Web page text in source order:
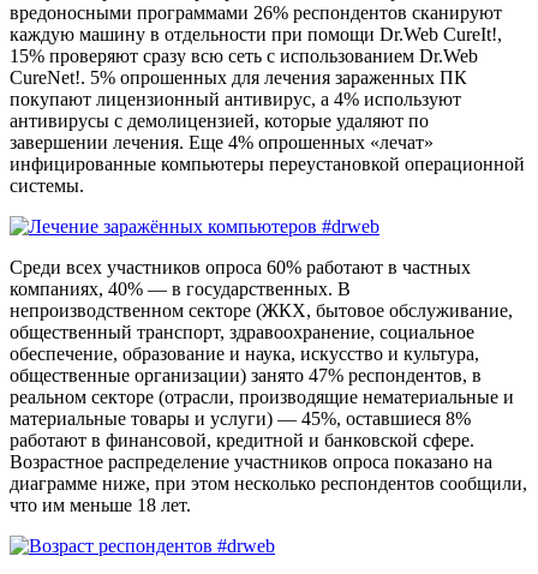
вредоносными программами 26% респондентов сканируют
каждую машину в отдельности при помощи Dr.Web CureIt!,
15% проверяют сразу всю сеть с использованием Dr.Web
CureNet!. 5% опрошенных для лечения зараженных ПК
покупают лицензионный антивирус, а 4% используют
антивирусы с демолицензией, которые удаляют по
завершении лечения. Еще 4% опрошенных «лечат»
инфицированные компьютеры переустановкой операционной
системы.
Среди всех участников опроса 60% работают в частных
компаниях, 40% — в государственных. В
непроизводственном секторе (ЖКХ, бытовое обслуживание,
общественный транспорт, здравоохранение, социальное
обеспечение, образование и наука, искусство и культура,
общественные организации) занято 47% респондентов, в
реальном секторе (отрасли, производящие нематериальные и
материальные товары и услуги) — 45%, оставшиеся 8%
работают в финансовой, кредитной и банковской сфере.
Возрастное распределение участников опроса показано на
диаграмме ниже, при этом несколько респондентов сообщили,
что им меньше 18 лет.